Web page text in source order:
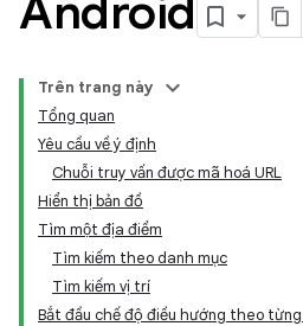
Android
Trên trang này
Tổng quan
Yêu cầu về ý định
Chuỗi truy vấn được mã hoá URL
Hiển thị bản đồ
Tìm một địa điểm
Tìm kiếm theo danh mục
Tìm kiếm vị trí
Bắt đầu chế độ điều hướng theo